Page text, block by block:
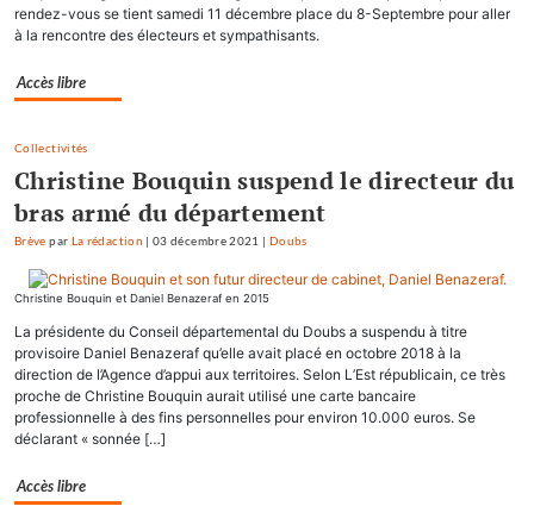
rendez-vous se tient samedi 11 décembre place du 8-Septembre pour aller
à la rencontre des électeurs et sympathisants.
Accès libre
Collectivités
Christine Bouquin suspend le directeur du
bras armé du département
Brève par La rédaction |03 décembre 2021 Doubs
Christine Bouquin et Daniel Benazeraf en 2015
La présidente du Conseil départemental du Doubs a suspendu à titre
provisoire Daniel Benazeraf qu’elle avait placé en octobre 2018 à la
direction de l’Agence d’appui aux territoires. Selon L’Est républicain, ce très
proche de Christine Bouquin aurait utilisé une carte bancaire
professionnelle à des fins personnelles pour environ 10.000 euros. Se
déclarant « sonnée […]
Accès libre